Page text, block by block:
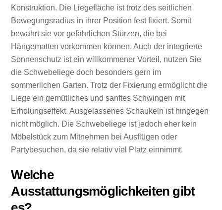
Konstruktion. Die Liegefläche ist trotz des seitlichen
Bewegungsradius in ihrer Position fest fixiert. Somit
bewahrt sie vor gefährlichen Stürzen, die bei
Hängematten vorkommen können. Auch der integrierte
Sonnenschutz ist ein willkommener Vorteil, nutzen Sie
die Schwebeliege doch besonders gern im
sommerlichen Garten. Trotz der Fixierung ermöglicht die
Liege ein gemütliches und sanftes Schwingen mit
Erholungseffekt. Ausgelassenes Schaukeln ist hingegen
nicht möglich. Die Schwebeliege ist jedoch eher kein
Möbelstück zum Mitnehmen bei Ausflügen oder
Partybesuchen, da sie relativ viel Platz einnimmt.
Welche
Ausstattungsmöglichkeiten gibt